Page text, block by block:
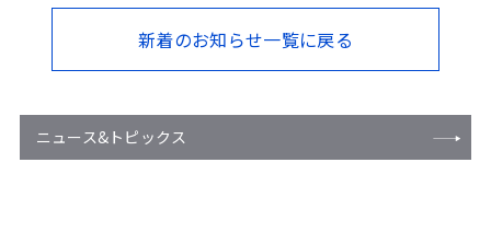
新着のお知らせ一覧に戻る
ニュース&トピックス